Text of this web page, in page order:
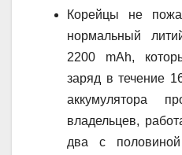
Корейцы не
нормальный
2200 mAh,
заряд в течение
аккумулятора
владельцев,
два с